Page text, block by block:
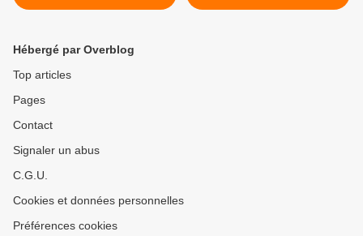
XVIIe siècle.
Hébergé par Overblog
Top articles
Pages
Contact
Signaler un abus
C.G.U.
Cookies et données personnelles
Préférences cookies